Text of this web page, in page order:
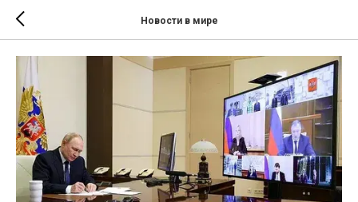
Новости в мире